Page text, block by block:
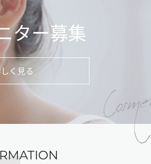
ター募集
く見る